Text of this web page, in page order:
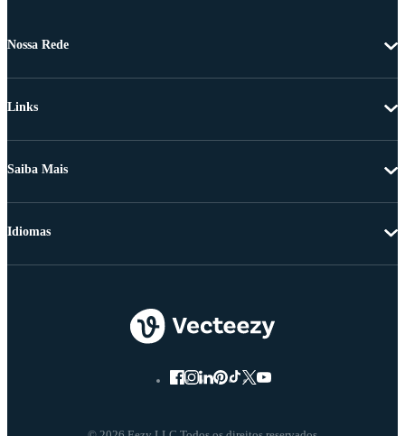
Nossa Rede
Links
Saiba Mais
Idiomas